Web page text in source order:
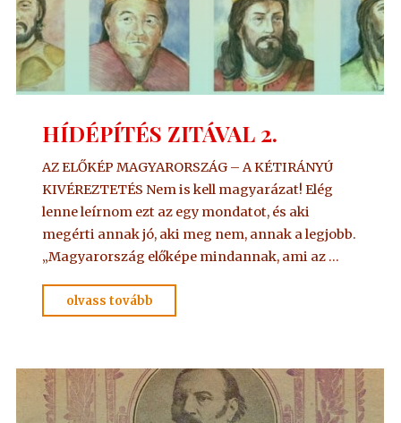
HÍDÉPÍTÉS ZITÁVAL 2.
AZ ELŐKÉP MAGYARORSZÁG – A KÉTIRÁNYÚ
KIVÉREZTETÉS Nem is kell magyarázat! Elég
lenne leírnom ezt az egy mondatot, és aki
megérti annak jó, aki meg nem, annak a legjobb.
„Magyarország előképe mindannak, ami az …
olvass tovább
ZITÁVAL